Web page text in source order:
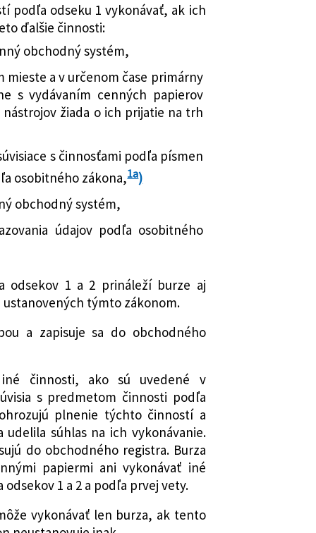
niektorých zákonov
a dopĺňa zákon č. 513/1991 Zb.
v znení neskorších predpisov a o
niektorých zákonov
a dopĺňa zákon č. 566/2001 Z. z.
a investičných službách a o
v znení neskorších predpisov a
dopĺňajú niektoré zákony
a dopĺňa zákon č. 431/2002 Z. z.
neskorších predpisov a o zmene
a dopĺňa zákon č. 431/2002 Z. z.
neskorších predpisov a ktorým
a dopĺňa zákon č. 530/1990 Zb.
neskorších predpisov a ktorým sa
č. 429/2002 Z. z. o burze cenných
v znení neskorších
sa mení a dopĺňa zákon č. 566/2001
a investičných službách a o
niektorých zákonov
právnických osôb a o
niektorých zákonov
opatreniach súvisiacich s prijatím
poriadku, Civilného
podľa odseku 1 vykonávať, ak ich
ďalšie činnosti:
obchodný systém,
mieste a v určenom čase primárny
s vydávaním cenných papierov
žiada o ich prijatie na trh
s činnosťami podľa písmen
osobitného zákona,1a)
obchodný systém,
údajov podľa osobitného
odsekov 1 a 2 prináleží burze aj
týmto zákonom.
a zapisuje sa do obchodného
iné činnosti, ako sú uvedené v
s predmetom činnosti podľa
plnenie týchto činností a
udelila súhlas na ich vykonávanie.
do obchodného registra. Burza
papiermi ani vykonávať iné
1 a 2 a podľa prvej vety.
vykonávať len burza, ak tento